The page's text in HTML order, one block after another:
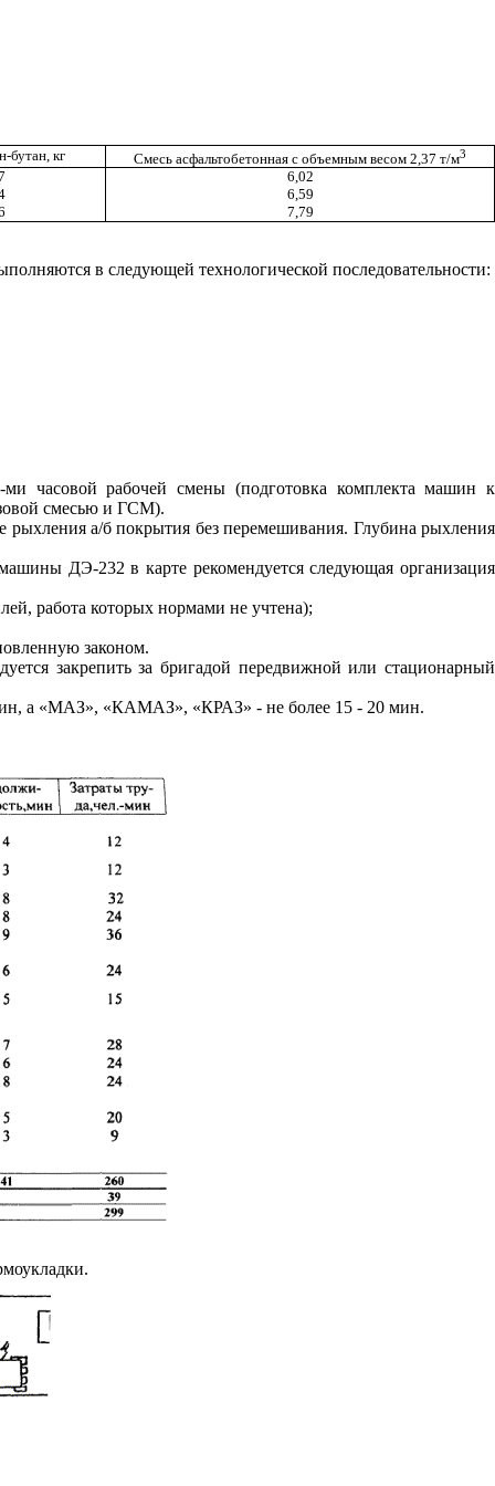
бутан, кг Смесь асфальтобетонная с объемным весом 2,37 т/м3
6,02
6,59
7,79
в следующей технологической последовательности:
часовой рабочей смены (подготовка комплекта машин к
смесью и ГСМ).
рыхления а/б покрытия без перемешивания. Глубина рыхления
ДЭ-232 в карте рекомендуется следующая организация
работа которых нормами не учтена);
законом.
закрепить за бригадой передвижной или стационарный
а «МАЗ», «КАМАЗ», «КРАЗ» - не более 15 - 20 мин.